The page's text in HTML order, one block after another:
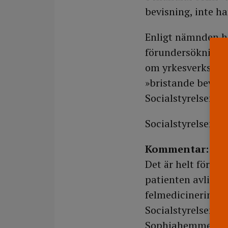
bevisning, inte
Enligt nämnden
om
»bristande
Socialstyrelsens
Socialstyrelsen
Kommentar:
Det är helt
patienten avlider
Socialstyrelsen
Sophiahemmets